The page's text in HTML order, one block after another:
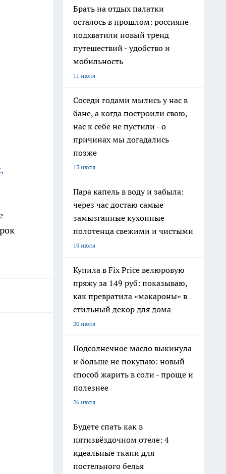
Брать на отдых палатки
осталось в прошлом: россияне
подхватили новый тренд
путешествий - удобство и
мобильность
11 июля
Соседи годами мылись у нас в
бане, а когда построили свою,
нас к себе не пустили - о
причинах мы догадались
позже
13 июля
Пара капель в воду и забыла:
через час достаю самые
замызганные кухонные
полотенца свежими и чистыми
19 июля
Купила в Fix Price велюровую
пряжу за 149 руб: показываю,
как превратила «макароны» в
стильный декор для дома
20 июля
Подсолнечное масло выкинула
и больше не покупаю: новый
способ жарить в соли - проще и
полезнее
26 июля
Будете спать как в
пятизвёздочном отеле: 4
идеальные ткани для
постельного белья